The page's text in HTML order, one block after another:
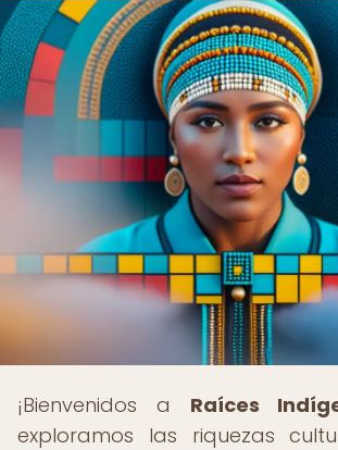
¡Bienvenidos a Raíces
exploramos las riquezas